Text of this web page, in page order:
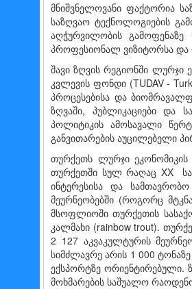
მნიშვნელოვანი ფაქტორია
საზღვაო ტექნოლოგიების
აღჭურვილობის
პროფესიონალ ვიზიტორსა და
შავი ზღვის რეგიონში ლურჯი
კვლევის ფონდი (TUDAV -
პროცესებისა და
ზღვაში, პუბლიკაციები და
პოლიტიკის ამოსავალი
განვითარების აუცილებელი
თურქეთს ლურჯი ეკონომიკის
თურქეთში სულ რაღაც XX
ინტერესისა და
მეურნეობებში (როგორც
მსოფლიოში თურქეთის
კალმახი (rainbow trout).
2 127 აკვაკულტურის
სიმძლავრე არის 1 000
ექსპორტზე ორიენტირებული.
მოხმარების საშუალო